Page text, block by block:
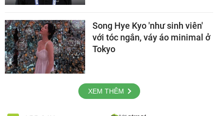
Song Hye Kyo 'như sinh viên'
với tóc ngắn, váy áo minimal ở
Tokyo
XEM THÊM